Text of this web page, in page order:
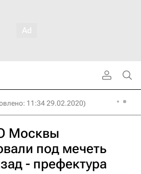
11:34 29.02.2020)
Москвы
под мечеть
- префектура